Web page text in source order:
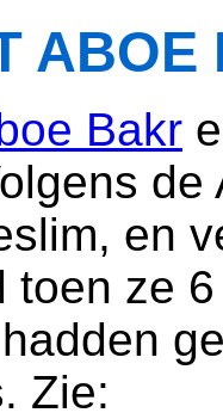
ABOE
Bakr
en
toen ze
Zie: